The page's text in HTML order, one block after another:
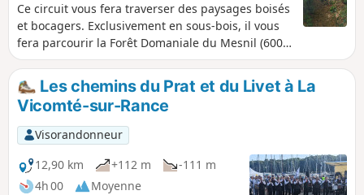
Ce circuit vous fera traverser des paysages boisés
et bocagers. Exclusivement en sous-bois, il vous
fera parcourir la Forêt Domaniale du Mesnil (600
ha), ancienne propriété du corsaire Surcouf. Les
sentiers sont bien entretenus mais nombreux
surtout dans la partie Sud, bien suivre le tracé,
idéalement sur son smartphone, car on peut
facilement se tromper de sentier. L'allée couverte,
désignée "La Roche aux Fées", doit être
distinguée d'autre autre allée du même nom, plus
monumentale, située à Janzé.
Les chemins du Prat et du Livet à La
Vicomté-sur-Rance
Visorandonneur
12,90 km
+112 m
-111 m
4h 00
Moyenne